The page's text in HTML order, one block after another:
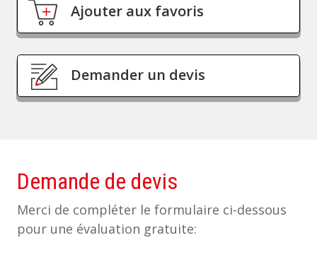
Ajouter aux favoris
Demander un devis
Demande de devis
Merci de compléter le formulaire ci-dessous
pour une évaluation gratuite: